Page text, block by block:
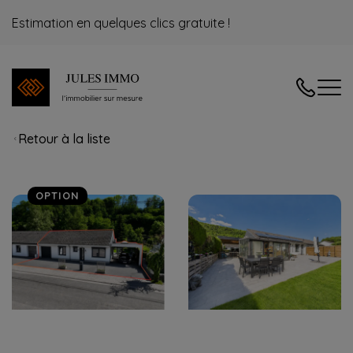
Estimation en quelques clics gratuite !
04/
Retour à la liste
OPTION